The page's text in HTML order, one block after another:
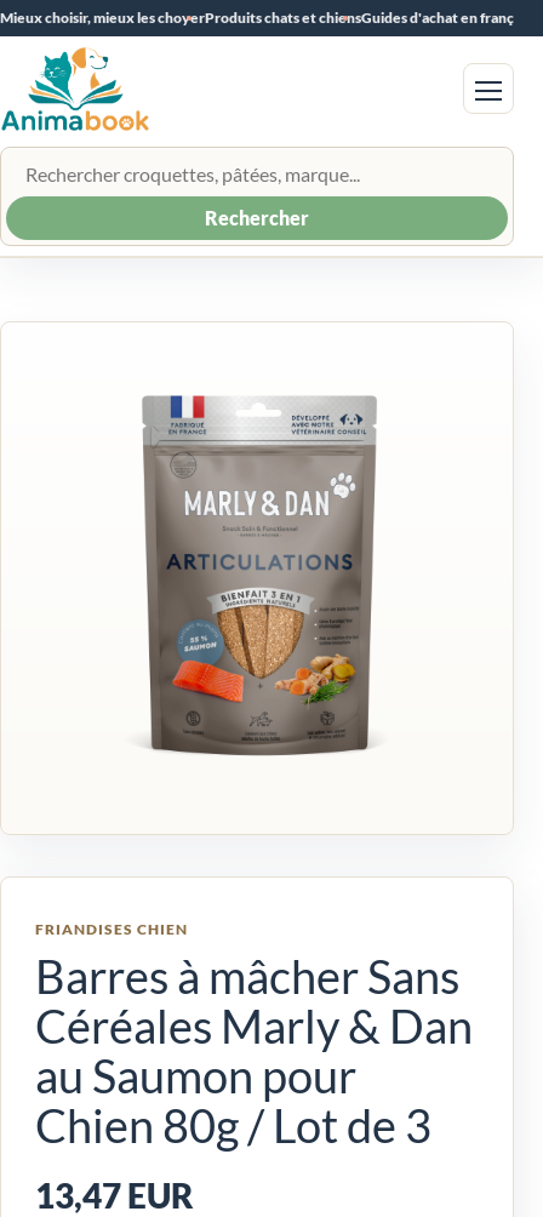
Mieux choisir, mieux les choyerProduits chats et chiensGuides d'achat en français
Rechercher un produit
Rechercher
Menu
FRIANDISES CHIEN
Barres à mâcher Sans
Céréales Marly & Dan
au Saumon pour
Chien 80g / Lot de 3
13,47 EUR